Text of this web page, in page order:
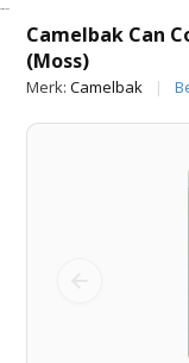
Camelbak Can
(Moss)
Merk:Camelbak